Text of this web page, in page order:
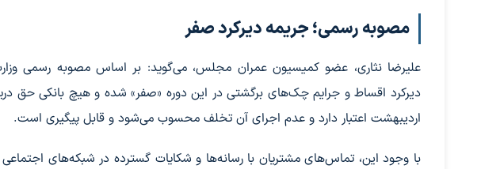
مصوبه رسمی؛ جریمه دیرکرد صفر
علیرضا نثاری، عضو کمیسیون عمران مجلس، می‌گوید: بر اساس مصوبه رسمی
دیرکرد اقساط و جرایم چک‌های برگشتی در این دوره «صفر» شده و هیچ بانکی حق
اردیبهشت اعتبار دارد و عدم اجرای آن تخلف محسوب می‌شود و قابل پیگیری است.
با وجود این، تماس‌های مشتریان با رسانه‌ها و شکایات گسترده در شبکه‌های